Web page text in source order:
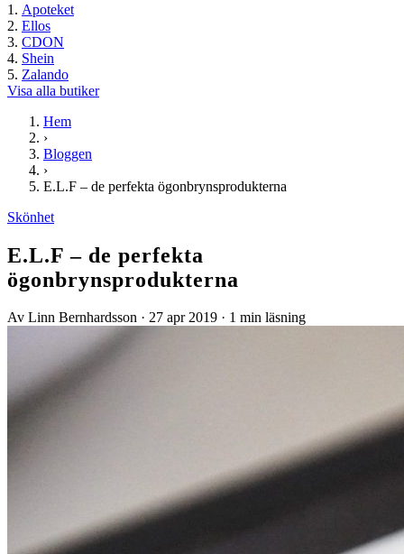
Apoteket
Ellos
CDON
Shein
Zalando
Visa alla butiker
Hem
›
Bloggen
›
E.L.F – de perfekta ögonbrynsprodukterna
Skönhet
E.L.F – de perfekta
ögonbrynsprodukterna
Av Linn Bernhardsson · 27 apr 2019 · 1 min läsning